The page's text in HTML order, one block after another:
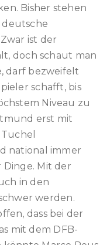
Bisher stehen
ist der
doch schaut man
darf bezweifelt
schafft, bis
Niveau zu
erst mit
national immer
Dinge. Mit der
in den
werden.
dass bei der
mit dem DFB-